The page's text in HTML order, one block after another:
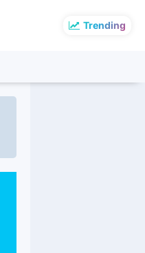
Trending